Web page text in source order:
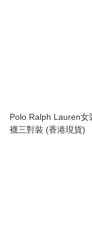
Polo Ralph Lauren女
襪三對裝 (香港現貨)